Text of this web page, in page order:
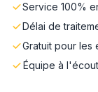
Service 100%
Délai de
Gratuit pour les
Équipe à